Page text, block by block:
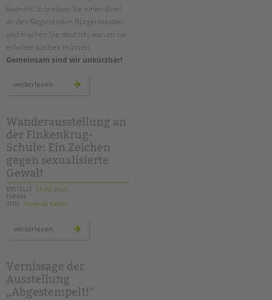
bedroht! Schreiben Sie einen Brief
an den Regierenden Bürgermeister
und machen Sie deutlich, warum sie
erhalten bleiben müssen.
Gemeinsam sind wir unkürzbar!
weiterlesen #briefeankai
soziale
zukunft
unserer
stadt
Wanderausstellung an
der Finkenkrug-
Schule: Ein Zeichen
gegen sexualisierte
Gewalt
ERSTELLT 24.03.2025
THEMA
VON
Vanessa Karch
weiterlesen wanderausstellung
ein
zeichen
gegen
sexualisierte
gewalt
Vernissage der
Ausstellung
„Abgestempelt!“